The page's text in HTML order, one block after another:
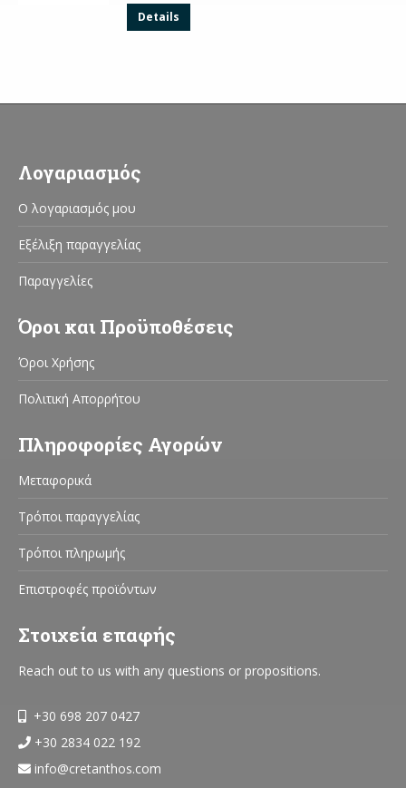
Details
Λογαριασμός
Ο λογαριασμός μου
Εξέλιξη παραγγελίας
Παραγγελίες
Όροι και Προϋποθέσεις
Όροι Χρήσης
Πολιτική Απορρήτου
Πληροφορίες Αγορών
Μεταφορικά
Τρόποι παραγγελίας
Τρόποι πληρωμής
Επιστροφές προϊόντων
Στοιχεία επαφής
Reach out to us with any questions or propositions.
+30 698 207 0427
+30 2834 022 192
info@cretanthos.com